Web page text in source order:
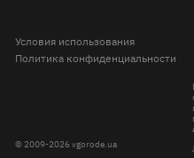
Условия использования
Политика конфиденциальности
© 2009-2026 vgorode.ua